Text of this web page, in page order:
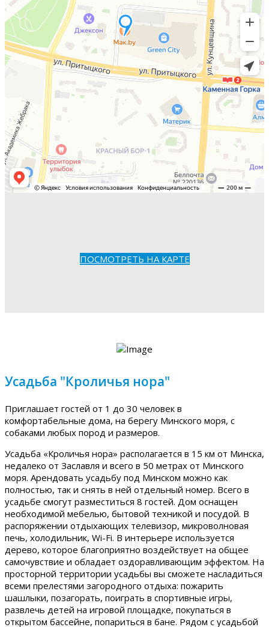
ПОСМОТРЕТЬ НА КАРТЕ
Усадьба "Кроличья нора"
Приглашает гостей от 1 до 30 человек в
комфортабельные дома, на берегу Минского моря, с
собаками любых пород и размеров.
Усадьба «Кроличья нора» располагается в 15 км от Минска,
недалеко от Заславля и всего в 50 метрах от Минского
моря. Арендовать усадьбу под Минском можно как
полностью, так и снять в ней отдельный номер. Всего в
усадьбе смогут разместиться 8 гостей. Дом оснащен
необходимой мебелью, бытовой техникой и посудой. В
распоряжении отдыхающих телевизор, микроволновая
печь, холодильник, Wi-Fi. В интерьере используется
дерево, которое благоприятно воздействует на общее
самочувствие и обладает оздоравливающим эффектом. На
просторной территории усадьбы вы сможете насладиться
всеми прелестями загородного отдыха: пожарить
шашлыки, позагорать, поиграть в спортивные игры,
развлечь детей на игровой площадке, покупаться в
открытом бассейне, попариться в бане. Рядом с усадьбой